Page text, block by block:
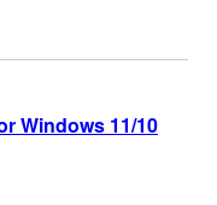
Windows 11/10